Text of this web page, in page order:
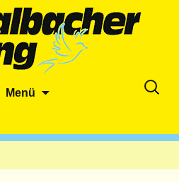
Menü
Suche